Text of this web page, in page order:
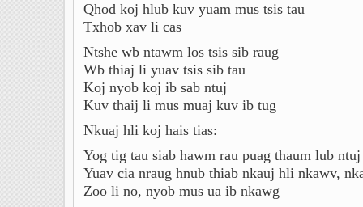
Qhod koj hlub kuv yuam mus tsis tau
Txhob xav li cas
Ntshe wb ntawm los tsis sib raug
Wb thiaj li yuav tsis sib tau
Koj nyob koj ib sab ntuj
Kuv thaij li mus muaj kuv ib tug
Nkuaj hli koj hais tias:
Yog tig tau siab hawm rau puag thaum lub
Yuav cia nraug hnub thiab nkauj hli nkawv,
Zoo li no, nyob mus ua ib nkawg